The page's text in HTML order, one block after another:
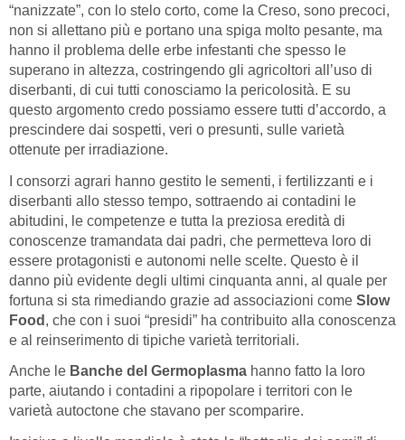
“nanizzate”, con lo stelo corto, come la Creso, sono precoci,
non si allettano più e portano una spiga molto pesante, ma
hanno il problema delle erbe infestanti che spesso le
superano in altezza, costringendo gli agricoltori all’uso di
diserbanti, di cui tutti conosciamo la pericolosità. E su
questo argomento credo possiamo essere tutti d’accordo, a
prescindere dai sospetti, veri o presunti, sulle varietà
ottenute per irradiazione.
I consorzi agrari hanno gestito le sementi, i fertilizzanti e i
diserbanti allo stesso tempo, sottraendo ai contadini le
abitudini, le competenze e tutta la preziosa eredità di
conoscenze tramandata dai padri, che permetteva loro di
essere protagonisti e autonomi nelle scelte. Questo è il
danno più evidente degli ultimi cinquanta anni, al quale per
fortuna si sta rimediando grazie ad associazioni come Slow
Food , che con i suoi “presidi” ha contribuito alla conoscenza
e al reinserimento di tipiche varietà territoriali.
Anche le Banche del Germoplasma hanno fatto la loro
parte, aiutando i contadini a ripopolare i territori con le
varietà autoctone che stavano per scomparire.